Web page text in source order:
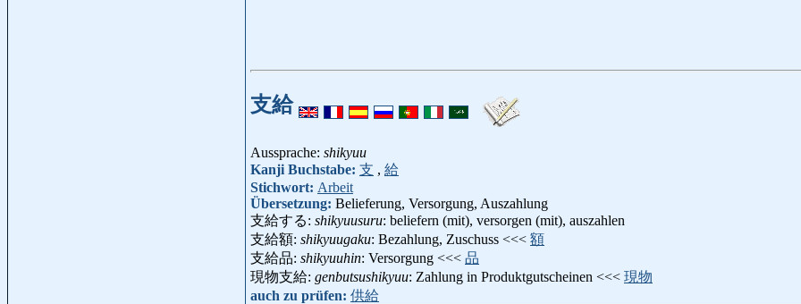
支給
Aussprache: shikyuu
Kanji Buchstabe: 支 , 給
Stichwort: Arbeit
Übersetzung: Belieferung, Versorgung, Auszahlung
支給する: shikyuusuru: beliefern (mit), versorgen (mit), auszahlen
支給額: shikyuugaku: Bezahlung, Zuschuss <<< 額
支給品: shikyuuhin: Versorgung <<< 品
現物支給: genbutsushikyuu: Zahlung in Produktgutscheinen <<< 現物
auch zu prüfen: 供給